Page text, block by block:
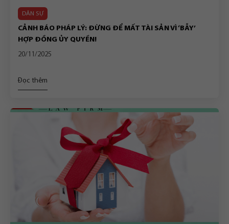
DÂN SỰ
CẢNH BÁO PHÁP LÝ: ĐỪNG ĐỂ MẤT TÀI SẢN VÌ ‘BẪY’
HỢP ĐỒNG ỦY QUYỀN!
20/11/2025
Đọc thêm